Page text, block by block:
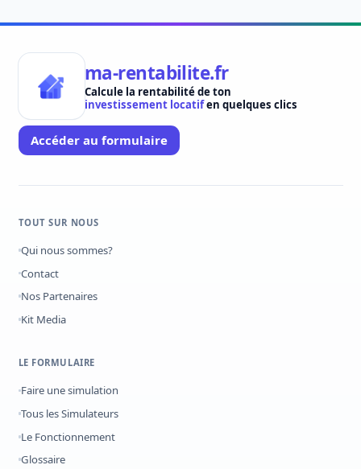
ma-rentabilite.fr
Calcule la rentabilité de ton
investissement locatifen quelques clics
Accéder au formulaire
TOUT SUR NOUS
Qui nous sommes?
Contact
Nos Partenaires
Kit Media
LE FORMULAIRE
Faire une simulation
Tous les Simulateurs
Le Fonctionnement
Glossaire